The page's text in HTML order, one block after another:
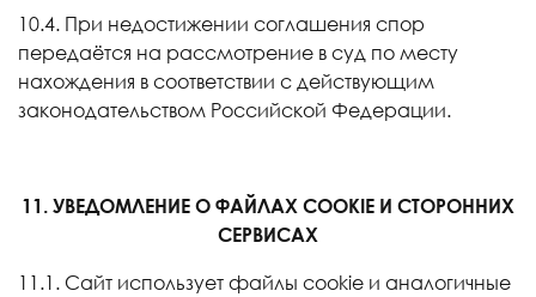
10.4. При недостижении соглашения спор
передаётся на рассмотрение в суд по месту
нахождения в соответствии с действующим
законодательством Российской Федерации.
11. УВЕДОМЛЕНИЕ О ФАЙЛАХ COOKIE И СТОРОННИХ
СЕРВИСАХ
11.1. Сайт использует файлы cookie и аналогичные